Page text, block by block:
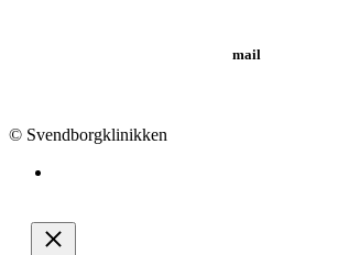
mail
© Svendborgklinikken